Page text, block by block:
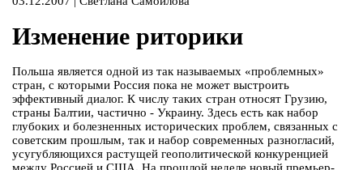
Изменение риторики
Польша является одной из так называемых «проблемных»
стран, с которыми Россия пока не может выстроить
эффективный диалог. К числу таких стран относят Грузию,
страны Балтии, частично - Украину. Здесь есть как набор
глубоких и болезненных исторических проблем, связанных с
советским прошлым, так и набор современных разногласий,
усугубляющихся растущей геополитической конкуренцией